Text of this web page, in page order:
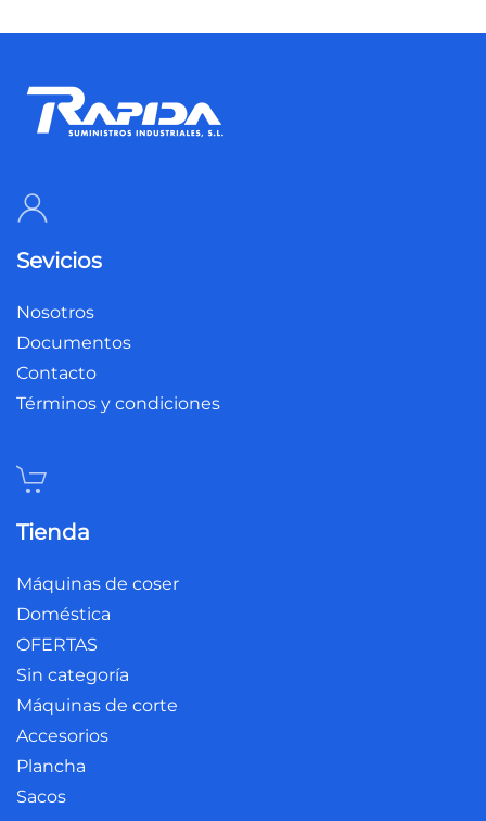
Sevicios
Nosotros
Documentos
Contacto
Términos y condiciones
Tienda
Máquinas de coser
Doméstica
OFERTAS
Sin categoría
Máquinas de corte
Accesorios
Plancha
Sacos